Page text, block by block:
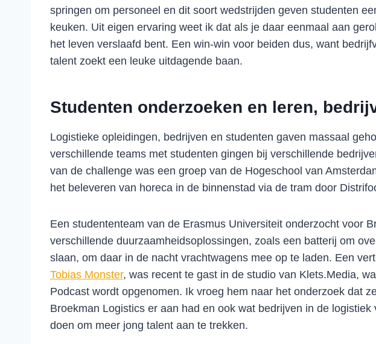
springen om personeel en dit soort wedstrijden geven studenten
keuken. Uit eigen ervaring weet ik dat als je daar eenmaal aan
het leven verslaafd bent. Een win-win voor beiden dus, want
talent zoekt een leuke uitdagende baan.
Studenten onderzoeken en leren,
Logistieke opleidingen, bedrijven en studenten gaven massaal
verschillende teams met studenten gingen bij verschillende
van de challenge was een groep van de Hogeschool van
het beleveren van horeca in de binnenstad via de tram door
Een studententeam van de Erasmus Universiteit onderzocht voor
verschillende duurzaamheidsoplossingen, zoals een batterij om
slaan, om daar in de nacht vrachtwagens mee op te laden. Een
Tobias Monster, was recent te gast in de studio van Klets.Media,
Podcast wordt opgenomen. Ik vroeg hem naar het onderzoek dat
Broekman Logistics er aan had en ook wat bedrijven in de
doen om meer jong talent aan te trekken.